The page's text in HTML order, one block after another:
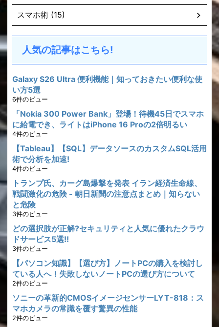
スマホ術 (15)
人気の記事はこちら!
Galaxy S26 Ultra 便利機能｜知っておきたい便利な使
い方5選
6件のビュー
「Nokia 300 Power Bank」登場！待機45日でスマホ
に給電でき、ライトはiPhone 16 Proの2倍明るい
4件のビュー
【Tableau】【SQL】データソースのカスタムSQL活用
術で分析を加速!
4件のビュー
トランプ氏、カーグ島爆撃を発表 イラン経済生命線、
戦闘激化の危険 - 朝日新聞の注意点まとめ｜知らない
と危険
3件のビュー
どの選択肢が正解?セキュリティと人気に優れたクラウ
ドサービス5選!!
3件のビュー
【パソコン知識】【選び方】ノートPCの購入を検討し
ている人へ！失敗しないノートPCの選び方について
2件のビュー
ソニーの革新的CMOSイメージセンサーLYT-818：ス
マホカメラの常識を覆す驚異の性能
2件のビュー